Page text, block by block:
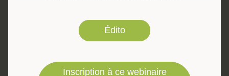
Édito
Inscription à ce webinaire